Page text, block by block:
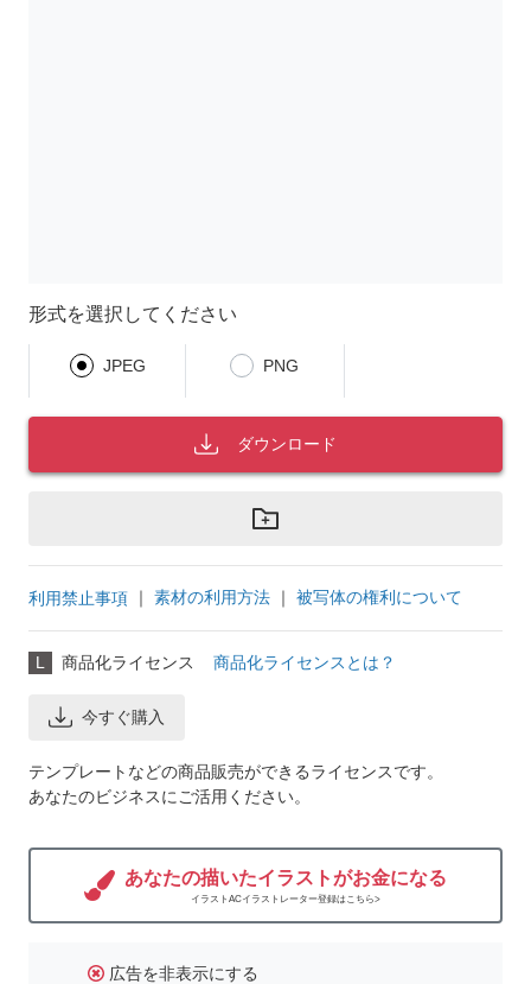
形式を選択してください
JPEG PNG
ダウンロード
利用禁止事項 ｜ 素材の利用方法 ｜ 被写体の権利について
L 商品化ライセンス 商品化ライセンスとは？
今すぐ購入
テンプレートなどの商品販売ができるライセンスです。
あなたのビジネスにご活用ください。
あなたの描いたイラストがお金になる
イラストACイラストレーター登録はこちら>
広告を非表示にする